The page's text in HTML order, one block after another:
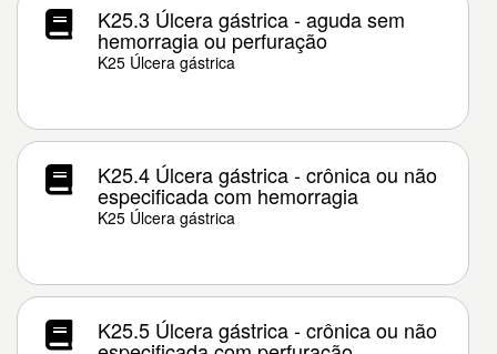
K25.3 Úlcera gástrica - aguda sem
hemorragia ou perfuração
K25 Úlcera gástrica
K25.4 Úlcera gástrica - crônica ou não
especificada com hemorragia
K25 Úlcera gástrica
K25.5 Úlcera gástrica - crônica ou não